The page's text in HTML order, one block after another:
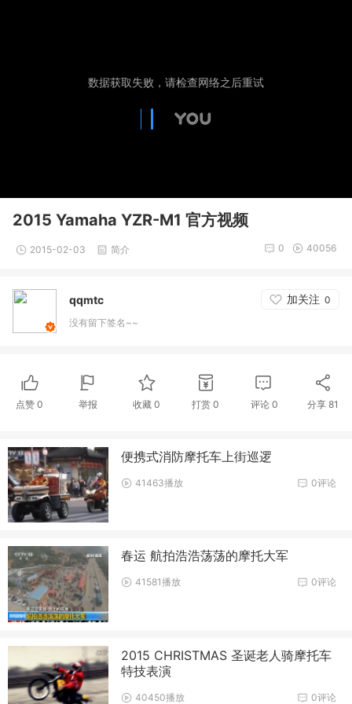
2015 Yamaha YZR-M1 官方视频
2015-02-03 简介 40056
0
qqmtc 加关注 0
没有留下签名~~
点赞 0 举报 收藏0 打赏 0 评论 0 分享 81
便携式消防摩托车上街巡逻
0评论
41463播放
春运 航拍浩浩荡荡的摩托大军
0评论
41581播放
2015 CHRISTMAS 圣诞老人骑摩托车
特技表演
0评论
40450播放